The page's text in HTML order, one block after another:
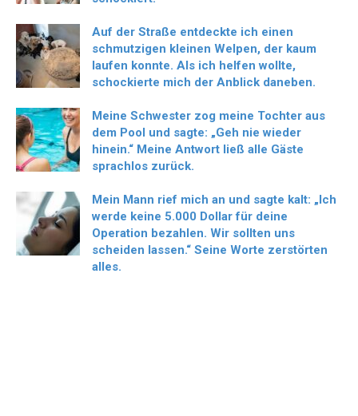
Auf der Straße entdeckte ich einen
schmutzigen kleinen Welpen, der kaum
laufen konnte. Als ich helfen wollte,
schockierte mich der Anblick daneben.
Meine Schwester zog meine Tochter aus
dem Pool und sagte: „Geh nie wieder
hinein.“ Meine Antwort ließ alle Gäste
sprachlos zurück.
Mein Mann rief mich an und sagte kalt: „Ich
werde keine 5.000 Dollar für deine
Operation bezahlen. Wir sollten uns
scheiden lassen.“ Seine Worte zerstörten
alles.